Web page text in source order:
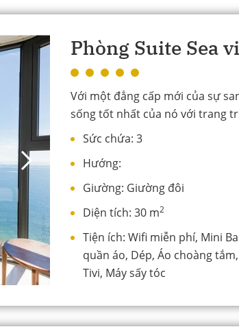
Phòng Suite Sea
Với một đẳng cấp mới của sự
sống tốt nhất của nó với trang
Sức chứa: 3
Hướng:
Giường: Giường đôi
Diện tích: 30 m2
Tiện ích: Wifi miễn phí, Mini
quần áo, Dép, Áo choàng
Tivi, Máy sấy tóc